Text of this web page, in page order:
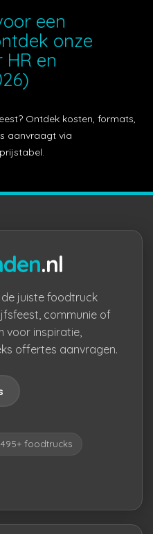
een
onze
en
Ontdek kosten, formats,
aanvraagt via
.nl
juiste foodtruck
communie of
voor inspiratie,
offertes aanvragen.
foodtrucks